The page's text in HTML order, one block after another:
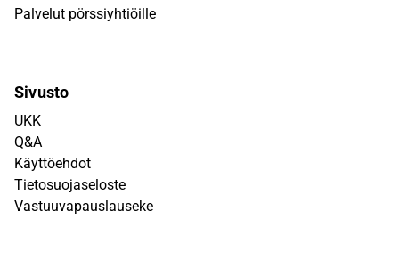
Palvelut pörssiyhtiöille
Sivusto
UKK
Q&A
Käyttöehdot
Tietosuojaseloste
Vastuuvapauslauseke